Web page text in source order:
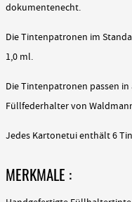
dokumentenecht.
Die Tintenpatronen im
1,0 ml.
Die Tintenpatronen passen
Füllfederhalter von
Jedes Kartonetui enthält 6
MERKMALE :